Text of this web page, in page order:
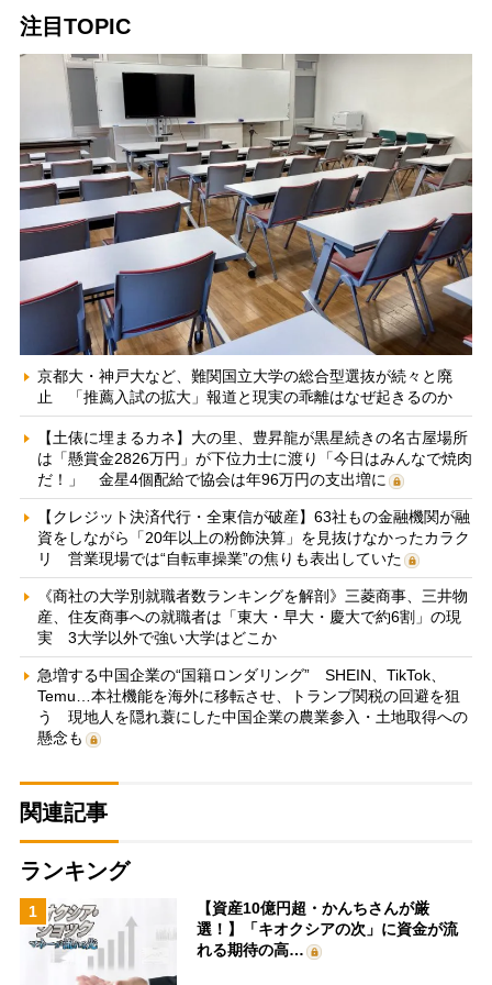
注目TOPIC
京都大・神戸大など、難関国立大学の総合型選抜が続々と廃
止 「推薦入試の拡大」報道と現実の乖離はなぜ起きるのか
【土俵に埋まるカネ】大の里、豊昇龍が黒星続きの名古屋場所
は「懸賞金2826万円」が下位力士に渡り「今日はみんなで焼肉
だ！」 金星4個配給で協会は年96万円の支出増に
【クレジット決済代行・全東信が破産】63社もの金融機関が融
資をしながら「20年以上の粉飾決算」を見抜けなかったカラク
リ 営業現場では“自転車操業”の焦りも表出していた
《商社の大学別就職者数ランキングを解剖》三菱商事、三井物
産、住友商事への就職者は「東大・早大・慶大で約6割」の現
実 3大学以外で強い大学はどこか
急増する中国企業の“国籍ロンダリング” SHEIN、TikTok、
Temu…本社機能を海外に移転させ、トランプ関税の回避を狙
う 現地人を隠れ蓑にした中国企業の農業参入・土地取得への
懸念も
関連記事
ランキング
1
【資産10億円超・かんちさんが厳
選！】「キオクシアの次」に資金が流
れる期待の高…